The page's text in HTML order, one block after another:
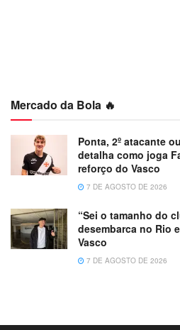
Mercado da Bola 🔥
Ponta, 2º atacante
detalha como joga
reforço do Vasco
7 DE AGOSTO DE 2026
“Sei o tamanho do
desembarca no Rio
Vasco
7 DE AGOSTO DE 2026